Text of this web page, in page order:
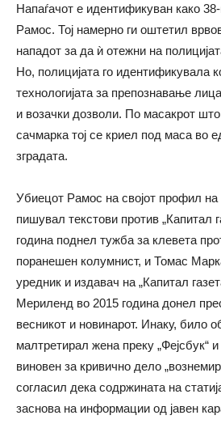
Напаѓачот е идентификуван како
Рамос. Тој намерно ги оштетил
нападот за да ѝ отежни на
Но, полицијата го идентификувала
технологијата за препознавање
и возачки дозволи. По масакрот
сачмарка тој се криел под маса во
зградата.
Убиецот Рамос на својот профил на
пишувал текстови против „Капитал
година поднел тужба за клевета
поранешен колумнист, и Томас
уредник и издавач на „Капитал
Мериленд во 2015 година донел
весникот и новинарот. Инаку, било
малтретирал жена преку „Фејсбук“
виновен за кривично дело
согласил дека содржината на
заснова на информации од јавен